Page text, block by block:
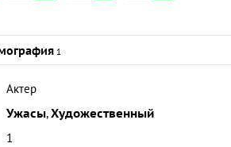
1
Актер
Ужасы,Художественный
1